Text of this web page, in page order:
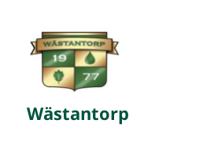
Wästantorp